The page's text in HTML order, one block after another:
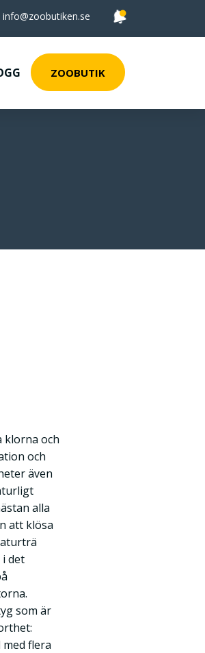
info@zoobutiken.se
ZOOBUTIK
klorna och
och
även
alla
att klösa
i det
som är
flera